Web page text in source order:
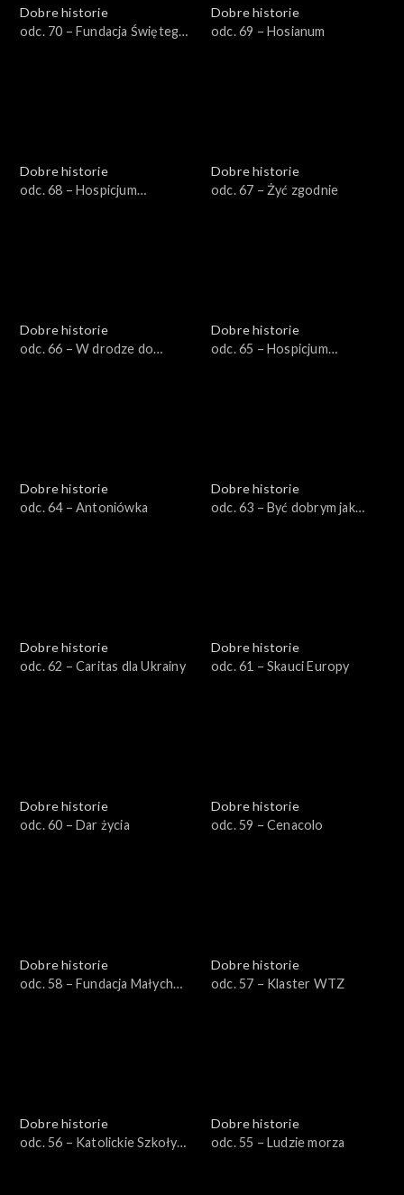
Dobre historie
odc. 70 – Fundacja Świętego
Dobre historie
odc. 69 – Hosianum
Dobre historie
odc. 68 – Hospicjum
Dobre historie
odc. 67 – Żyć zgodnie
Dobre historie
odc. 66 – W drodze do
Dobre historie
odc. 65 – Hospicjum
Dobre historie
odc. 64 – Antoniówka
Dobre historie
odc. 63 – Być dobrym jak
Dobre historie
odc. 62 – Caritas dla Ukrainy
Dobre historie
odc. 61 – Skauci Europy
Dobre historie
odc. 60 – Dar życia
Dobre historie
odc. 59 – Cenacolo
Dobre historie
odc. 58 – Fundacja Małych
Dobre historie
odc. 57 – Klaster WTZ
Dobre historie
odc. 56 – Katolickie Szkoły
Dobre historie
odc. 55 – Ludzie morza